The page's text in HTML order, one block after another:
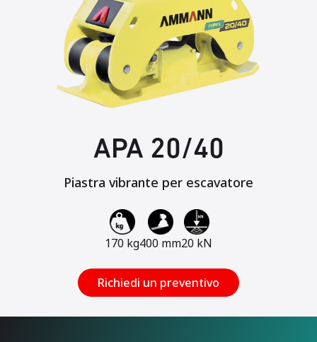
APA 20/40
Piastra vibrante per escavatore
170 kg400 mm20 kN
Richiedi un preventivo